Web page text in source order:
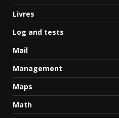
Livres
Log and tests
Mail
Management
Maps
Math